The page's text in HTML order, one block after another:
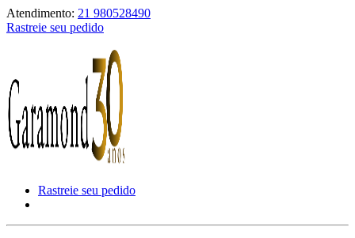
Atendimento: 21 980528490
Rastreie seu pedido
Rastreie seu pedido